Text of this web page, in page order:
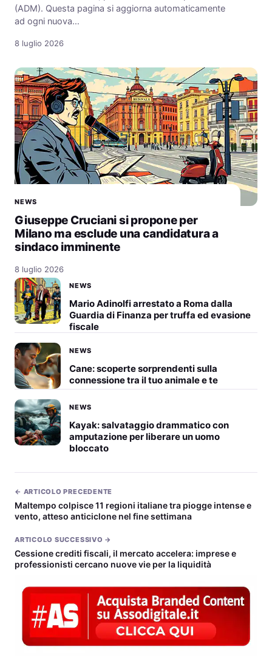
(ADM). Questa pagina si aggiorna automaticamente
ad ogni nuova…
8 luglio 2026
NEWS
Giuseppe Cruciani si propone per
Milano ma esclude una candidatura a
sindaco imminente
8 luglio 2026
NEWS
Mario Adinolfi arrestato a Roma dalla
Guardia di Finanza per truffa ed evasione
fiscale
NEWS
Cane: scoperte sorprendenti sulla
connessione tra il tuo animale e te
NEWS
Kayak: salvataggio drammatico con
amputazione per liberare un uomo
bloccato
← ARTICOLO PRECEDENTE
Maltempo colpisce 11 regioni italiane tra piogge intense e
vento, atteso anticiclone nel fine settimana
ARTICOLO SUCCESSIVO →
Cessione crediti fiscali, il mercato accelera: imprese e
professionisti cercano nuove vie per la liquidità